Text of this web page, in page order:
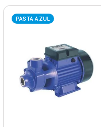
PASTA AZUL